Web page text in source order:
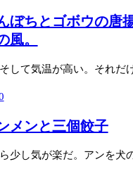
ぼちとゴボウの唐
風。
して気温が高い。それだ
メンと三個餃子
少し気が楽だ。アンを犬